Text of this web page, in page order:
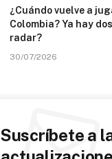
¿Cuándo vuelve a
Colombia? Ya hay
radar?
30/07/2026
Suscríbete a